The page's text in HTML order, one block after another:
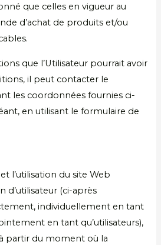
que celles en vigueur au
d’achat de produits et/ou
que l’Utilisateur pourrait avoir
il peut contacter le
les coordonnées fournies ci-
en utilisant le formulaire de
et l’utilisation du site Web
d’utilisateur (ci-après
individuellement en tant
en tant qu’utilisateurs),
partir du moment où la